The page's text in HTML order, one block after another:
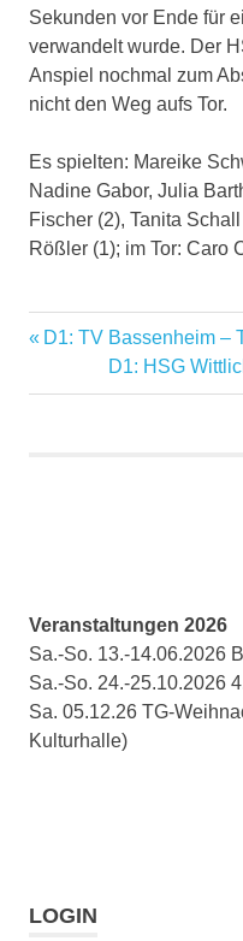
Sekunden vor Ende für
verwandelt wurde. Der
Anspiel nochmal zum
nicht den Weg aufs Tor.
Es spielten: Mareike
Nadine Gabor, Julia
Fischer (2), Tanita
Rößler (1); im Tor: Caro
Vorheriger
D1: TV Bassenheim –
Nächster
Beitrag:
D1: HSG
Veranstaltungen 2026
Sa.-So. 13.-14.06.2026
Sa.-So. 24.-25.10.2026
Sa. 05.12.26 TG-
Kulturhalle)
LOGIN